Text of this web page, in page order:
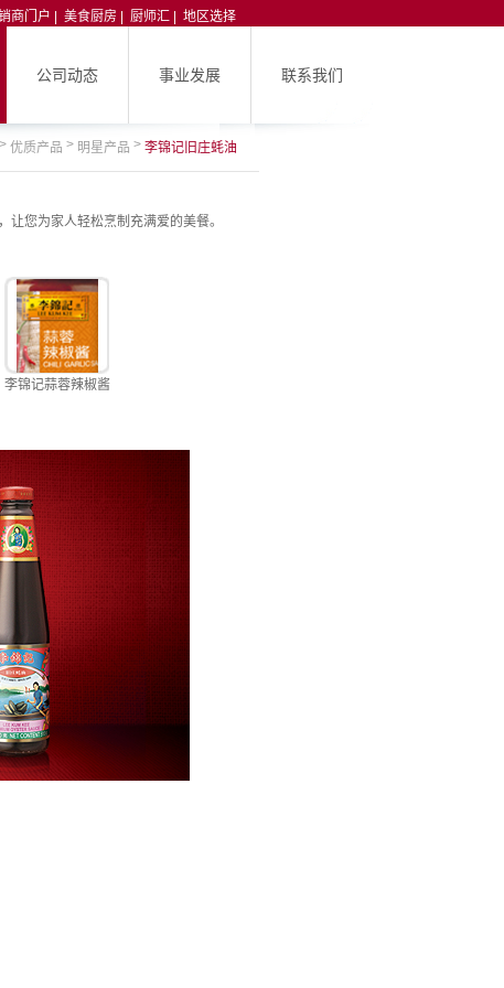
商门户 美食厨房 厨师汇| 地区选择
公司动态 事业发展 联系我们
李锦记旧庄蚝油
>
明星产品
>
优质产品
>
您为家人轻松烹制充满爱的美餐。
李锦记蒜蓉辣椒酱